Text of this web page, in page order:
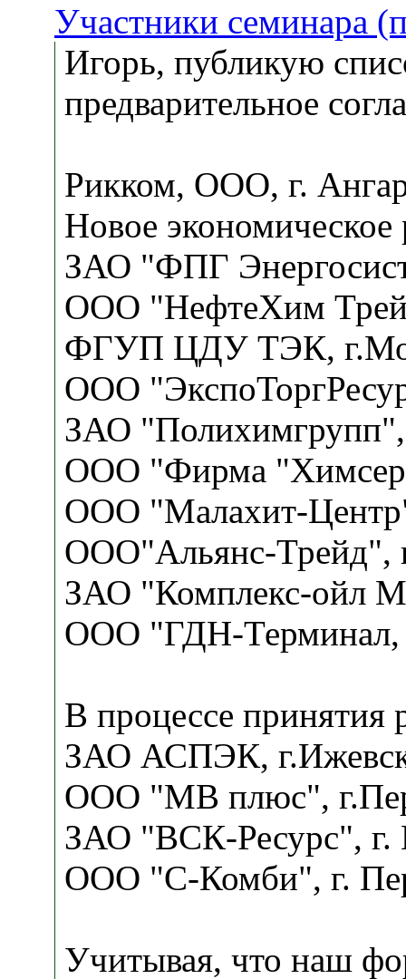
Участники семинара
Игорь, публикую
предварительное
Рикком, ООО, г.
Новое
ЗАО "ФПГ
ООО "НефтеХим
ФГУП ЦДУ ТЭК,
ООО
ЗАО "Полихимгрупп",
ООО "Фирма
ООО "Малахит-
ООО"Альянс-Трейд",
ЗАО "Комплекс-ойл
ООО "ГДН-Терминал,
В процессе принятия
ЗАО АСПЭК,
ООО "МВ плюс",
ЗАО "ВСК-Ресурс", г.
ООО "С-Комби", г.
Учитывая, что наш